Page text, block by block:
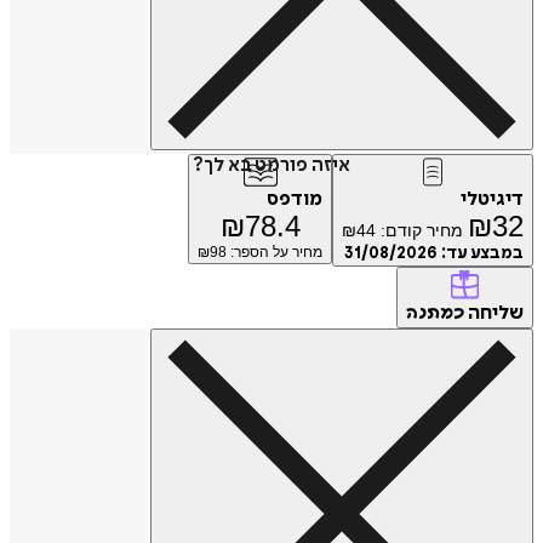
איזה פורמט בא לך?
₪ מחיר קודם: ₪44
עד:31/08/2026
מודפס
₪78.4
מחיר על הספר: ₪98
כמתנה